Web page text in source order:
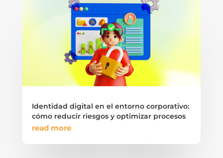
Identidad digital en el entorno corporativo:
cómo reducir riesgos y optimizar procesos
read more